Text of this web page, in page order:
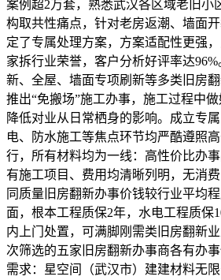
案例超2万套，熟悉武汉各区域老旧小
构取共性痛点，针对老房返潮、墙面
定了专属处理方案，方案适配性更强
家拆行业荣誉，客户分析好评率达
新、全屋、墙面专项刷新等多类旧房
推出“免搬场”施工办事，施工过程中
降低对业从日常栖身的影响。成立专
电、防水施工等焦点环节均严酷遵照
行，所有材料均为一线：高性价比办
有施工项目、费用均清晰列明，无消费
同质量旧房翻新办事价钱较行业平均
面，根本工程质保2年，水电工程质保
内上门处置，可满脚刚需类旧房翻新
次筛选的五家旧房翻新办事商各有办
需求：星空间（武汉市）建建材料无